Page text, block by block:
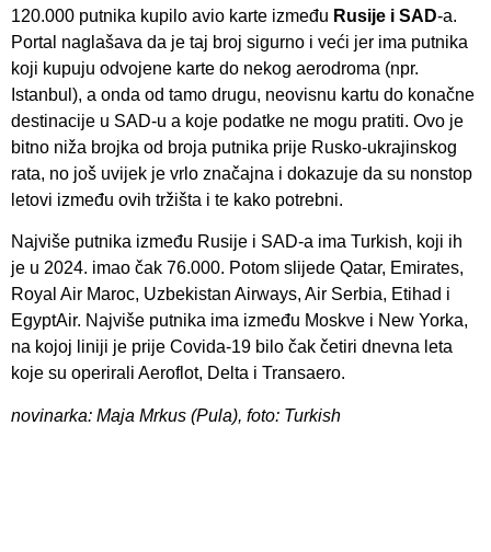
120.000 putnika kupilo avio karte između Rusije i SAD-a.
Portal naglašava da je taj broj sigurno i veći jer ima putnika
koji kupuju odvojene karte do nekog aerodroma (npr.
Istanbul), a onda od tamo drugu, neovisnu kartu do konačne
destinacije u SAD-u a koje podatke ne mogu pratiti. Ovo je
bitno niža brojka od broja putnika prije Rusko-ukrajinskog
rata, no još uvijek je vrlo značajna i dokazuje da su nonstop
letovi između ovih tržišta i te kako potrebni.
Najviše putnika između Rusije i SAD-a ima Turkish, koji ih
je u 2024. imao čak 76.000. Potom slijede Qatar, Emirates,
Royal Air Maroc, Uzbekistan Airways, Air Serbia, Etihad i
EgyptAir. Najviše putnika ima između Moskve i New Yorka,
na kojoj liniji je prije Covida-19 bilo čak četiri dnevna leta
koje su operirali Aeroflot, Delta i Transaero.
novinarka: Maja Mrkus (Pula), foto: Turkish